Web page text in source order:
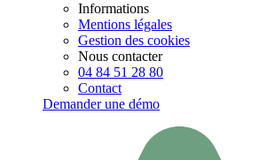
Informations
Mentions légales
Gestion des cookies
Nous contacter
04 84 51 28 80
Contact
Demander une démo